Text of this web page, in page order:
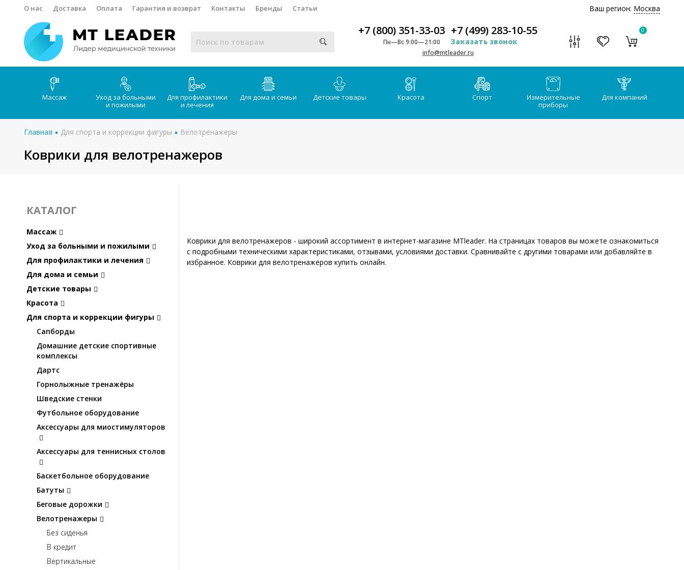
О нас Доставка Оплата Гарантия и возврат Контакты Бренды Статьи Ваш регион: Москва
+7 (800) 351-33-03 +7 (499) 283-10-55
Пн—Вс 9:00—21:00 Заказать звонок
info@mtleader.ru
0
Массаж
Уход за больными
и пожилыми
Для профилактики
и лечения
Для дома и семьи Детские товары Красота Спорт
Измерительные
приборы
Для компаний
Главная Для спорта и коррекции фигуры Велотренажеры
Коврики для велотренажеров
КАТАЛОГ
Массаж
Уход за больными и пожилыми
Для профилактики и лечения
Для дома и семьи
Детские товары
Красота
Для спорта и коррекции фигуры
Сапборды
Домашние детские спортивные
комплексы
Дартс
Горнолыжные тренажёры
Шведские стенки
Футбольное оборудование
Аксессуары для миостимуляторов
Аксессуары для теннисных столов
Баскетбольное оборудование
Батуты
Беговые дорожки
Велотренажеры
Без сиденья
В кредит
Вертикальные
Коврики для велотренажеров - широкий ассортимент в интернет-магазине MTleader. На страницах товаров вы можете ознакомиться
с подробными техническими характеристиками, отзывами, условиями доставки. Сравнивайте с другими товарами или добавляйте в
избранное. Коврики для велотренажеров купить онлайн.